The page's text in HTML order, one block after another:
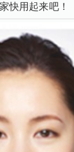
快用起来吧！